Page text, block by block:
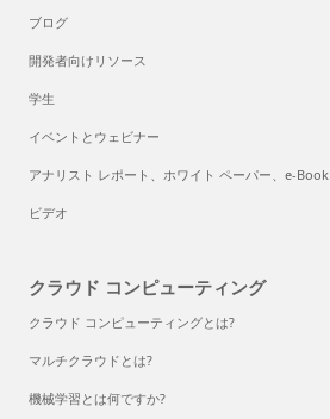
ブログ
開発者向けリソース
学生
イベントとウェビナー
アナリスト レポート、ホワイト ペーパー、e-Book
ビデオ
クラウド コンピューティング
クラウド コンピューティングとは?
マルチクラウドとは?
機械学習とは何ですか?